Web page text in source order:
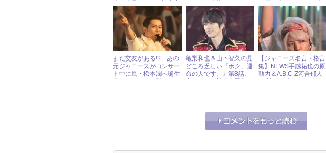
容を謝罪 « ジャニーズ研
究会
イドル出演情報
まだ交友がある!? あの
元ジャニーズがコンサー
ト中に嵐・松本潤へ誕生
亀梨和也＆山下智久の見
どころ乏しい『ボク、運
命の人です。』第8話、
【ジャニーズ名言・格言
集】NEWS手越祐也の原
動力＆A.B.C-Z河合郁人